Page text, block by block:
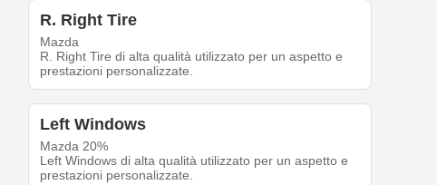
R. Right Tire
Mazda
R. Right Tire di alta qualità utilizzato per un aspetto e
prestazioni personalizzate.
Left Windows
Mazda 20%
Left Windows di alta qualità utilizzato per un aspetto e
prestazioni personalizzate.